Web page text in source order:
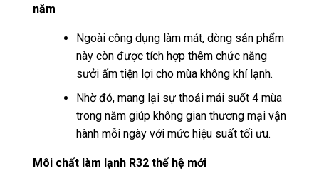
năm
Ngoài công dụng làm mát, dòng sản phẩm
này còn được tích hợp thêm chức năng
sưởi ấm tiện lợi cho mùa không khí lạnh.
Nhờ đó, mang lại sự thoải mái suốt 4 mùa
trong năm giúp không gian thương mại vận
hành mỗi ngày với mức hiệu suất tối ưu.
Môi chất làm lạnh R32 thế hệ mới